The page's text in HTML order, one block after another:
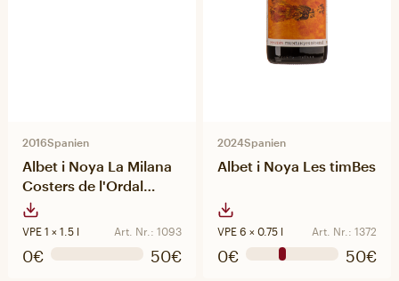
2016Spanien
Albet i Noya La Milana
Costers de l'Ordal
Magnum
VPE 1 × 1.5 l
Art. Nr.: 1093
0€ 50€
2024Spanien
Albet i Noya Les timBes
VPE 6 × 0.75 l Art. Nr.: 1372
0€ 50€